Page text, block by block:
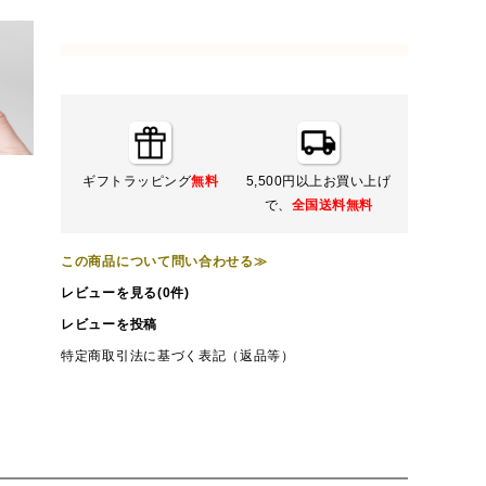
ギフトラッピング無料
5,500円以上お買い上げ
で、 全国送料無料
この商品について問い合わせる≫
レビューを見る(0件)
レビューを投稿
特定商取引法に基づく表記（返品等）